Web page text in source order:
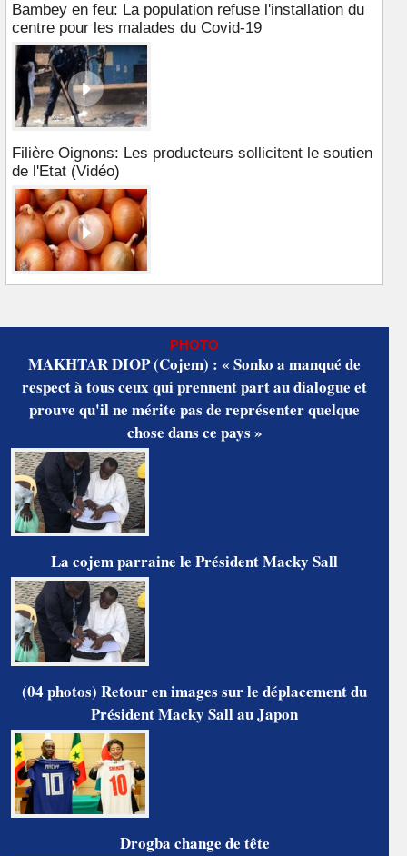
Bambey en feu: La population refuse l'installation du
centre pour les malades du Covid-19
Filière Oignons: Les producteurs sollicitent le soutien
de l'Etat (Vidéo)
PHOTO
MAKHTAR DIOP (Cojem) : « Sonko a manqué de
respect à tous ceux qui prennent part au dialogue et
prouve qu'il ne mérite pas de représenter quelque
chose dans ce pays »
La cojem parraine le Président Macky Sall
(04 photos) Retour en images sur le déplacement du
Président Macky Sall au Japon
Drogba change de tête